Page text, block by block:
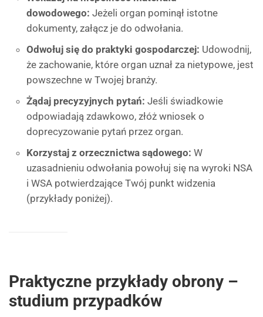
dowodowego: Jeżeli organ pominął istotne
dokumenty, załącz je do odwołania.
Odwołuj się do praktyki gospodarczej: Udowodnij,
że zachowanie, które organ uznał za nietypowe, jest
powszechne w Twojej branży.
Żądaj precyzyjnych pytań: Jeśli świadkowie
odpowiadają zdawkowo, złóż wniosek o
doprecyzowanie pytań przez organ.
Korzystaj z orzecznictwa sądowego: W
uzasadnieniu odwołania powołuj się na wyroki NSA
i WSA potwierdzające Twój punkt widzenia
(przykłady poniżej).
Praktyczne przykłady obrony –
studium przypadków